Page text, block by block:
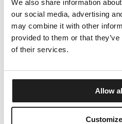
We also share information
our social media, advertising
may combine it with other
provided to them or that
of their services.
Allow
Customize